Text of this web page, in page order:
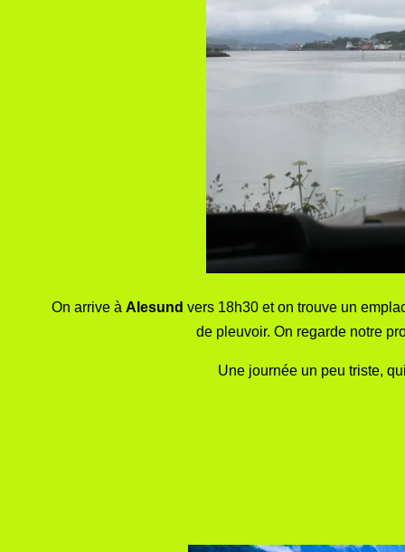
On arrive à Alesund vers 18h30 et on trouve un
de pleuvoir. On regarde notre
Une journée un peu triste,